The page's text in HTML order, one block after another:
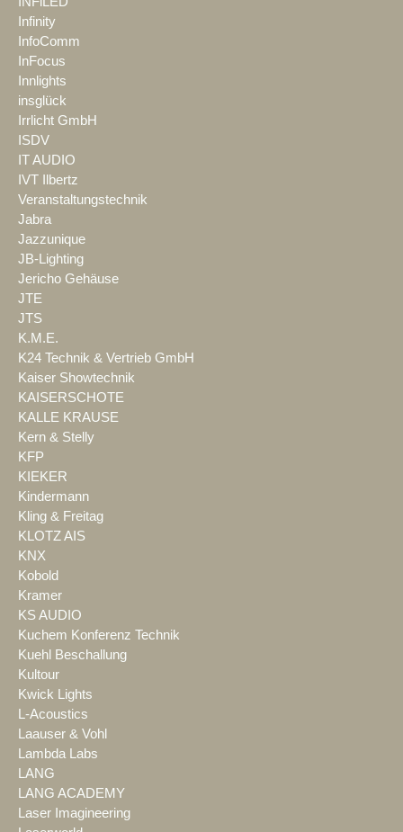
Infinity
InfoComm
InFocus
Innlights
insglück
Irrlicht GmbH
ISDV
IT AUDIO
IVT Ilbertz
Veranstaltungstechnik
Jabra
Jazzunique
JB-Lighting
Jericho Gehäuse
JTE
JTS
K.M.E.
K24 Technik & Vertrieb GmbH
Kaiser Showtechnik
KAISERSCHOTE
KALLE KRAUSE
Kern & Stelly
KFP
KIEKER
Kindermann
Kling & Freitag
KLOTZ AIS
KNX
Kobold
Kramer
KS AUDIO
Kuchem Konferenz Technik
Kuehl Beschallung
Kultour
Kwick Lights
L-Acoustics
Laauser & Vohl
Lambda Labs
LANG
LANG ACADEMY
Laser Imagineering